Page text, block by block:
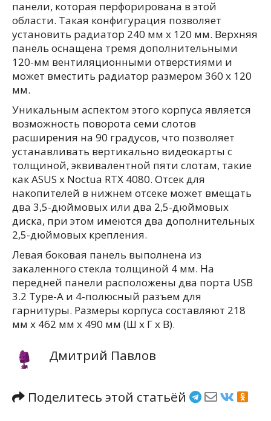
панели, которая перфорирована в этой
области. Такая конфигурация позволяет
установить радиатор 240 мм x 120 мм. Верхняя
панель оснащена тремя дополнительными
120-мм вентиляционными отверстиями и
может вместить радиатор размером 360 х 120
мм.
Уникальным аспектом этого корпуса является
возможность поворота семи слотов
расширения на 90 градусов, что позволяет
устанавливать вертикально видеокарты с
толщиной, эквивалентной пяти слотам, такие
как ASUS x Noctua RTX 4080. Отсек для
накопителей в нижнем отсеке может вмещать
два 3,5-дюймовых или два 2,5-дюймовых
диска, при этом имеются два дополнительных
2,5-дюймовых крепления.
Левая боковая панель выполнена из
закаленного стекла толщиной 4 мм. На
передней панели расположены два порта USB
3.2 Type-A и 4-полюсный разъем для
гарнитуры. Размеры корпуса составляют 218
мм x 462 мм x 490 мм (Ш x Г x В).
Дмитрий Павлов
Поделитесь этой статьёй